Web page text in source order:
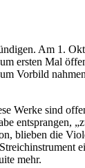
Am 1.
ersten Mal
Vorbild
Werke sind
entsprangen,
blieben die
mehr.